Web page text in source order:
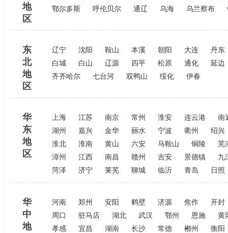
地
区
鄂尔多斯
呼伦贝尔 通辽 乌海 乌兰察布
东
北
地
区
辽宁 沈阳 鞍山 本溪 朝阳 大连
丹东
白城
白山 辽源 四平 松原 通化
延边
齐齐哈尔
七台河 双鸭山 绥化 伊春
华
东
地
区
上海 江苏 南京 常州 淮安 连云港
南
湖州
嘉兴 金华 丽水 宁波 衢州
绍兴
淮北
淮南 黄山 六安 马鞍山 铜陵
芜
漳州
江西 南昌 赣州 吉安 景德镇
九
菏泽
济宁 莱芜 聊城 临沂 青岛 日照
华
中
地
河南 郑州 安阳 鹤壁 济源 焦作
开封
周口
驻马店 湖北 武汉 鄂州 恩施
黄
孝感
宜昌 湖南 长沙 常德 郴州 衡阳